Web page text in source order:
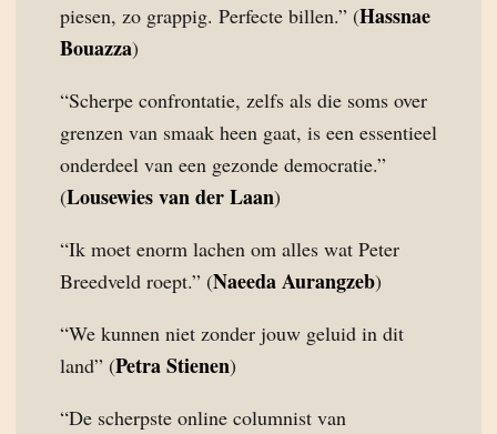
piesen, zo grappig. Perfecte billen.” (Hassnae
Bouazza)
“Scherpe confrontatie, zelfs als die soms over
grenzen van smaak heen gaat, is een essentieel
onderdeel van een gezonde democratie.”
(Lousewies van der Laan)
“Ik moet enorm lachen om alles wat Peter
Breedveld roept.” (Naeeda Aurangzeb)
“We kunnen niet zonder jouw geluid in dit
land” (Petra Stienen)
“De scherpste online columnist van